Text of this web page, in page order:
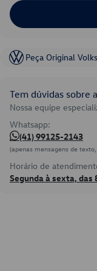
Peça Original
Tem dúvidas sobre
Nossa equipe
Whatsapp:
(41) 99125-2143
(apenas mensagens de
Horário de
Segunda à sexta, das